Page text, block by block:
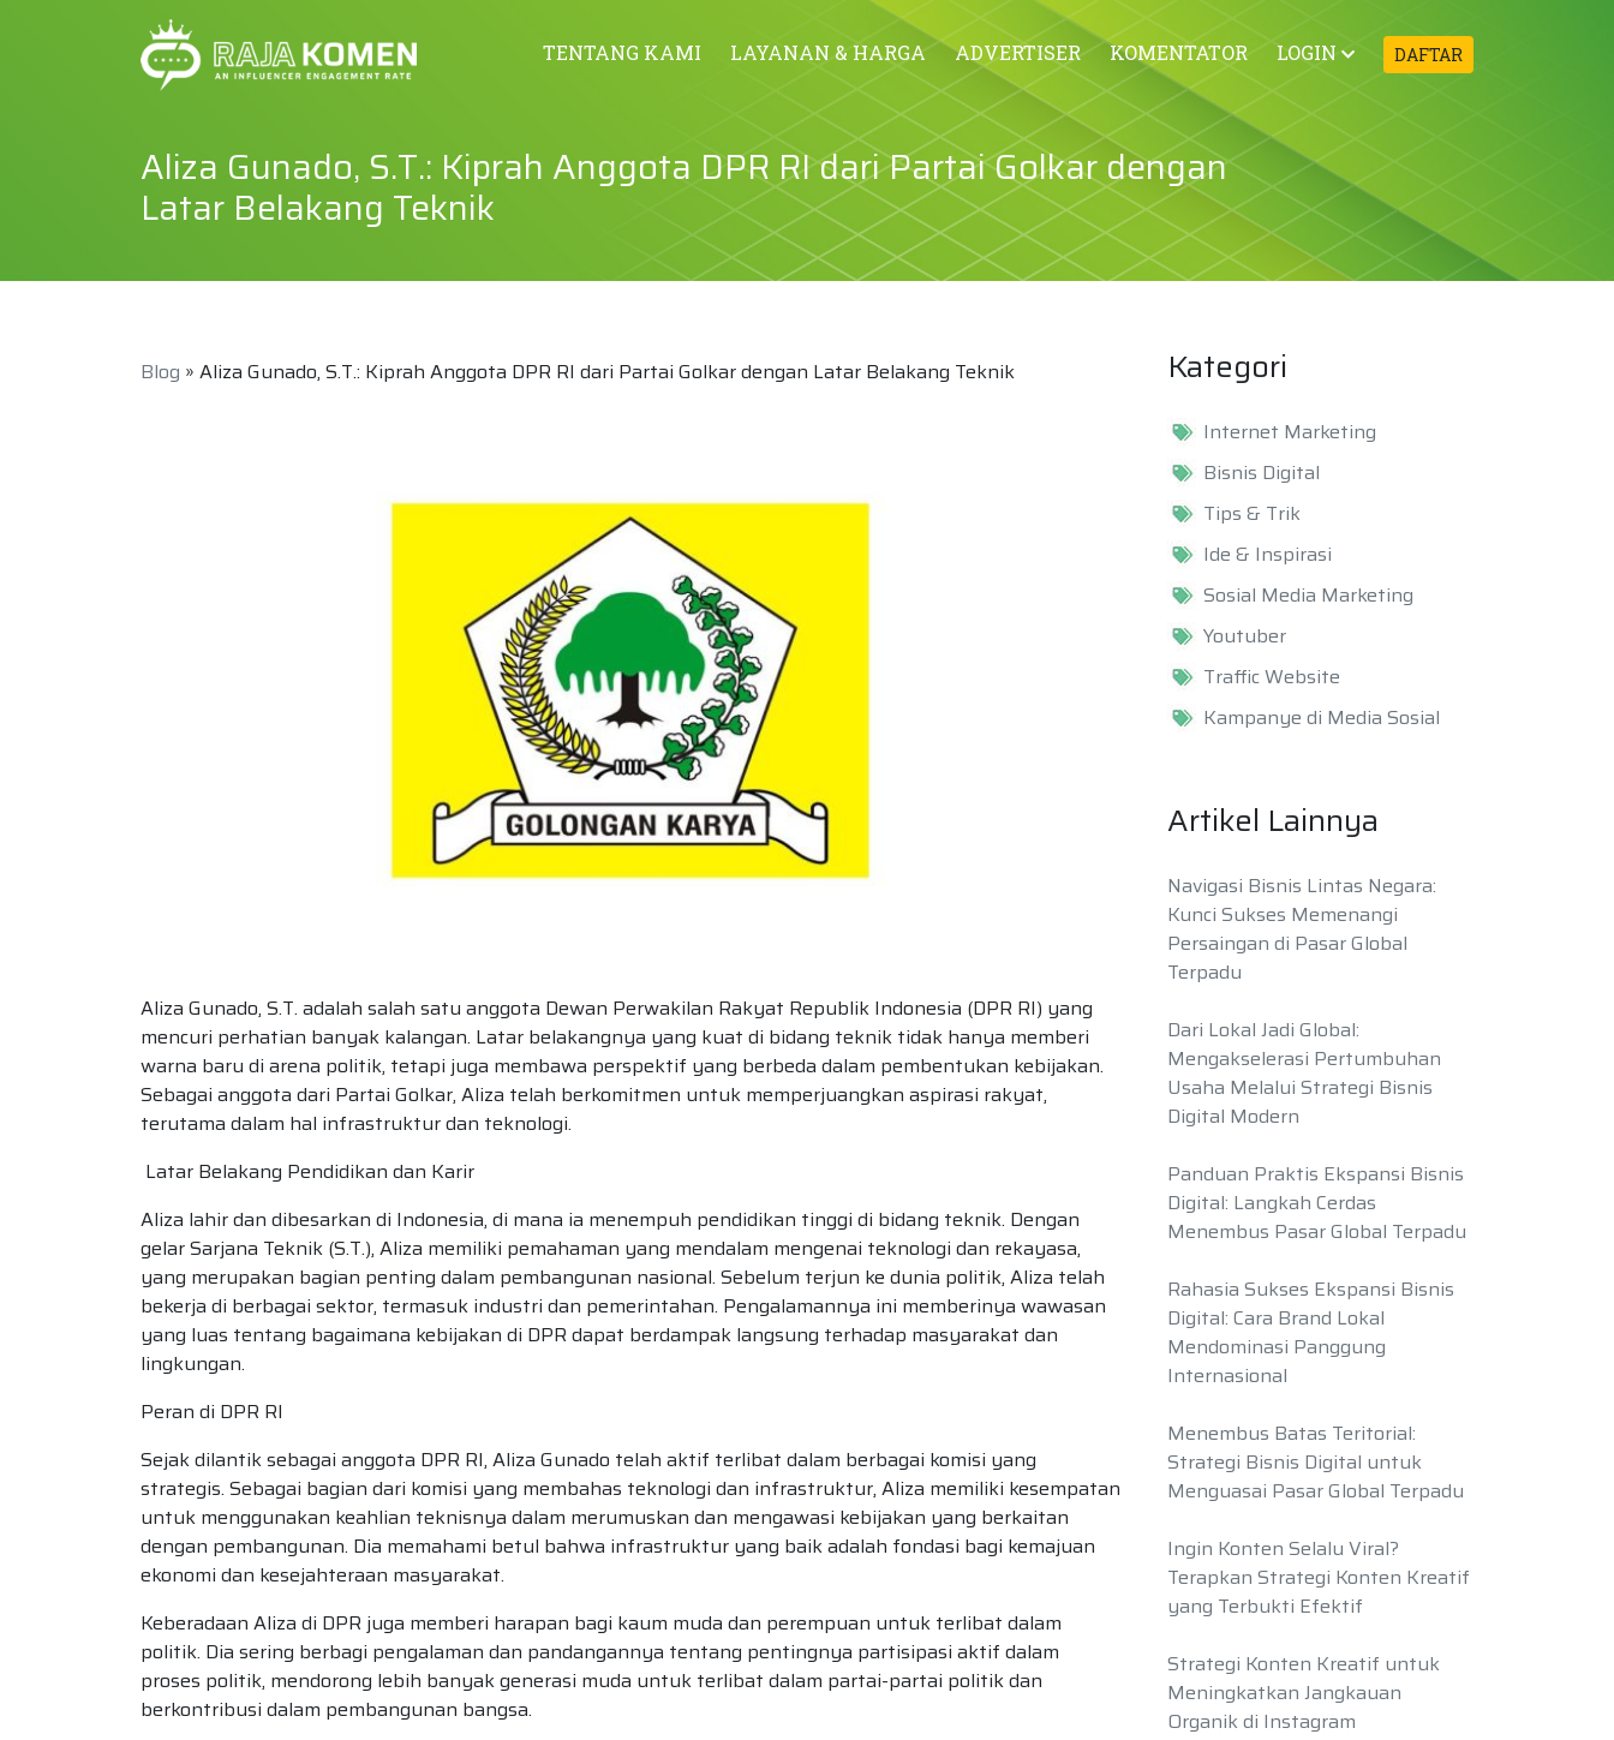
TENTANG KAMI LAYANAN & HARGA ADVERTISER KOMENTATOR LOGIN DAFTAR
Aliza Gunado, S.T.: Kiprah Anggota DPR RI dari Partai Golkar dengan
Latar Belakang Teknik
Blog » Aliza Gunado, S.T.: Kiprah Anggota DPR RI dari Partai Golkar dengan Latar Belakang Teknik
Aliza Gunado, S.T. adalah salah satu anggota Dewan Perwakilan Rakyat Republik Indonesia (DPR RI) yang
mencuri perhatian banyak kalangan. Latar belakangnya yang kuat di bidang teknik tidak hanya memberi
warna baru di arena politik, tetapi juga membawa perspektif yang berbeda dalam pembentukan kebijakan.
Sebagai anggota dari Partai Golkar, Aliza telah berkomitmen untuk memperjuangkan aspirasi rakyat,
terutama dalam hal infrastruktur dan teknologi.
Latar Belakang Pendidikan dan Karir
Aliza lahir dan dibesarkan di Indonesia, di mana ia menempuh pendidikan tinggi di bidang teknik. Dengan
gelar Sarjana Teknik (S.T.), Aliza memiliki pemahaman yang mendalam mengenai teknologi dan rekayasa,
yang merupakan bagian penting dalam pembangunan nasional. Sebelum terjun ke dunia politik, Aliza telah
bekerja di berbagai sektor, termasuk industri dan pemerintahan. Pengalamannya ini memberinya wawasan
yang luas tentang bagaimana kebijakan di DPR dapat berdampak langsung terhadap masyarakat dan
lingkungan.
Peran di DPR RI
Sejak dilantik sebagai anggota DPR RI, Aliza Gunado telah aktif terlibat dalam berbagai komisi yang
strategis. Sebagai bagian dari komisi yang membahas teknologi dan infrastruktur, Aliza memiliki kesempatan
untuk menggunakan keahlian teknisnya dalam merumuskan dan mengawasi kebijakan yang berkaitan
dengan pembangunan. Dia memahami betul bahwa infrastruktur yang baik adalah fondasi bagi kemajuan
ekonomi dan kesejahteraan masyarakat.
Keberadaan Aliza di DPR juga memberi harapan bagi kaum muda dan perempuan untuk terlibat dalam
politik. Dia sering berbagi pengalaman dan pandangannya tentang pentingnya partisipasi aktif dalam
proses politik, mendorong lebih banyak generasi muda untuk terlibat dalam partai-partai politik dan
berkontribusi dalam pembangunan bangsa.
Kategori
Internet Marketing
Bisnis Digital
Tips & Trik
Ide & Inspirasi
Sosial Media Marketing
Youtuber
Traffic Website
Kampanye di Media Sosial
Artikel Lainnya
Navigasi Bisnis Lintas Negara:
Kunci Sukses Memenangi
Persaingan di Pasar Global
Terpadu
Dari Lokal Jadi Global:
Mengakselerasi Pertumbuhan
Usaha Melalui Strategi Bisnis
Digital Modern
Panduan Praktis Ekspansi Bisnis
Digital: Langkah Cerdas
Menembus Pasar Global Terpadu
Rahasia Sukses Ekspansi Bisnis
Digital: Cara Brand Lokal
Mendominasi Panggung
Internasional
Menembus Batas Teritorial:
Strategi Bisnis Digital untuk
Menguasai Pasar Global Terpadu
Ingin Konten Selalu Viral?
Terapkan Strategi Konten Kreatif
yang Terbukti Efektif
Strategi Konten Kreatif untuk
Meningkatkan Jangkauan
Organik di Instagram